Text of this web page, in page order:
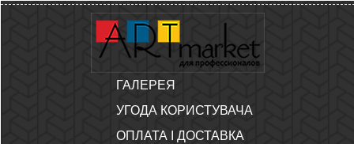
ГАЛЕРЕЯ
УГОДА КОРИСТУВАЧА
ОПЛАТА І ДОСТАВКА